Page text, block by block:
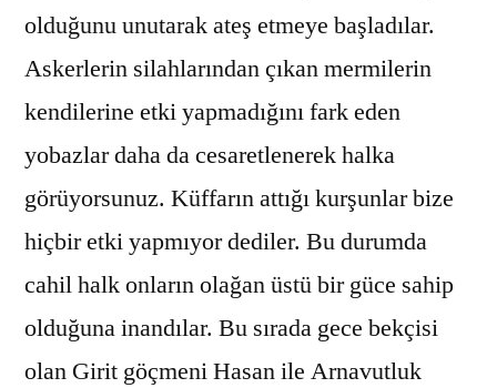
olduğunu unutarak ateş etmeye başladılar.
Askerlerin silahlarından çıkan mermilerin
kendilerine etki yapmadığını fark eden
yobazlar daha da cesaretlenerek halka
görüyorsunuz. Küffarın attığı kurşunlar bize
hiçbir etki yapmıyor dediler. Bu durumda
cahil halk onların olağan üstü bir güce sahip
olduğuna inandılar. Bu sırada gece bekçisi
olan Girit göçmeni Hasan ile Arnavutluk